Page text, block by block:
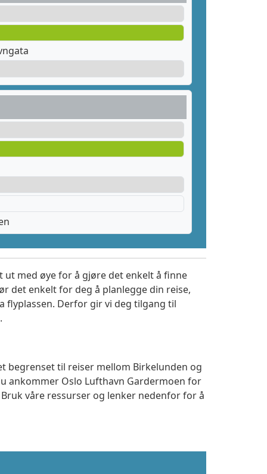
med øye for å gjøre det enkelt å finne
det enkelt for deg å planlegge din reise,
flyplassen. Derfor gir vi deg tilgang til
begrenset til reiser mellom Birkelunden og
ankommer Oslo Lufthavn Gardermoen for
våre ressurser og lenker nedenfor for å